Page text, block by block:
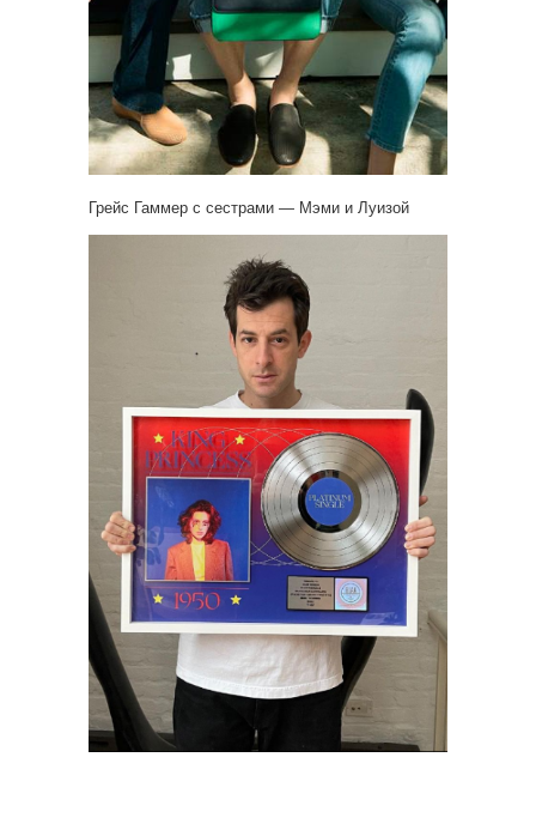
Грейс Гаммер с сестрами — Мэми и Луизой